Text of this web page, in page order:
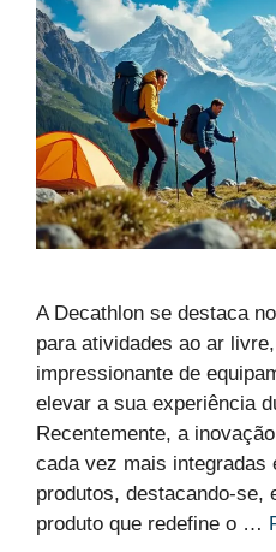
A Decathlon se destaca
para atividades ao ar
impressionante de
elevar a sua experiência
Recentemente, a
cada vez mais integradas
produtos, destacando-se,
produto que redefine o …